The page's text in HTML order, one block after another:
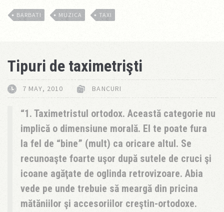
BARBATI MUZICA TAXI
Tipuri de taximetrişti
7 MAY, 2010 BANCURI
1. Taximetristul ortodox. Această categorie nu
implică o dimensiune morală. El te poate fura
la fel de “bine” (mult) ca oricare altul. Se
recunoaşte foarte uşor după sutele de cruci şi
icoane agăţate de oglinda retrovizoare. Abia
vede pe unde trebuie să meargă din pricina
mătăniilor şi accesoriilor creştin-ortodoxe.